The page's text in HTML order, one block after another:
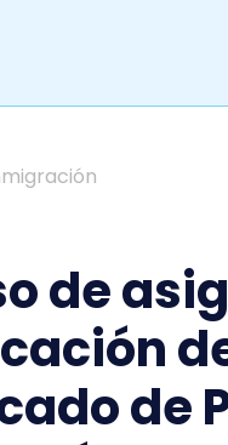
de
de